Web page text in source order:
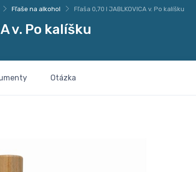
Fľaše na alkohol Fľaša 0,70 l JABLKOVICA v. Po kalíšku
v. Po kalíšku
Otázka